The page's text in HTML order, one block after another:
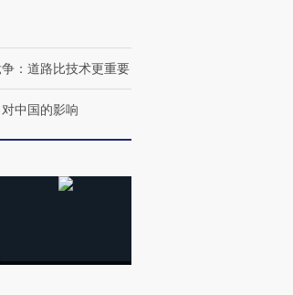
：道路比技术更重要
中国的影响